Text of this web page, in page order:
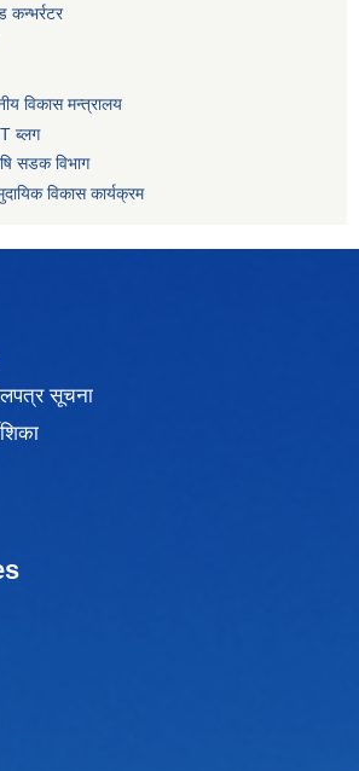
कन्भर्रटर
विकास मन्त्रालय
ब्लग
सडक विभाग
विकास कार्यक्रम
सूचना